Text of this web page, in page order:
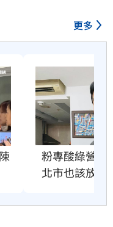
更多
粉專酸綠營颱
北市也該放4天